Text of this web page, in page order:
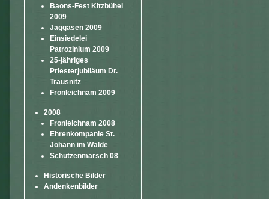
Baons-Fest Kitzbühel
2009
Jaggasen 2009
Einsiedelei
Patrozinium 2009
25-jähriges
Priesterjubiläum Dr.
Trausnitz
Fronleichnam 2009
2008
Fronleichnam 2008
Ehrenkompanie St.
Johann im Walde
Schützenmarsch 08
Historische Bilder
Andenkenbilder